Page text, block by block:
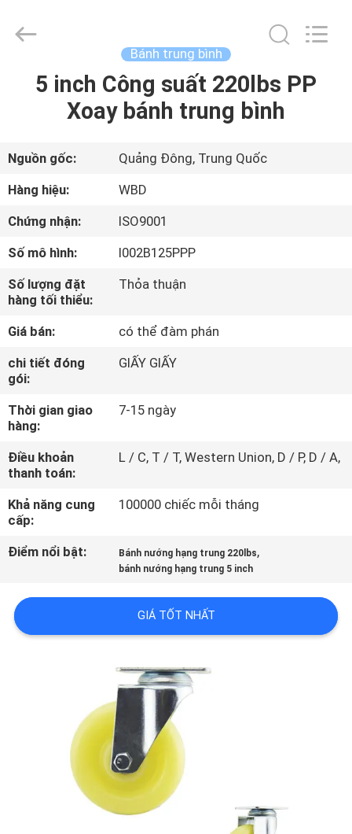
NHÀ
PHẨM
VIDEO
VỀ
CHÚNG
TÔI
THAM
QUAN
NHÀ
MÁY
KIỂM
SOÁT
CHẤT
LIÊN
Metal
Bánh trung bình
5 inch Công suất 220lbs PP
Xoay bánh trung bình
Nguồn gốc:
Quảng Đông, Trung Quốc
Hàng hiệu:
WBD
Chứng nhận:
ISO9001
Số mô hình:
I002B125PPP
Số lượng đặt
hàng tối thiểu:
Thỏa thuận
Giá bán:
có thể đàm phán
chi tiết đóng
gói:
GIẤY GIẤY
Thời gian giao
hàng:
7-15 ngày
Điều khoản
thanh toán:
L / C, T / T, Western Union, D / P, D / A,
Khả năng cung
cấp:
100000 chiếc mỗi tháng
Điểm nổi bật: Bánh nướng hạng trung 220lbs,
bánh nướng hạng trung 5 inch
GIÁ TỐT NHẤT